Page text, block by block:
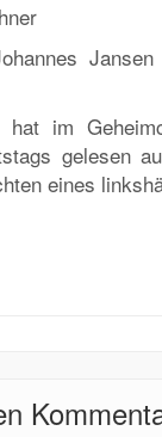
hat im
gelesen
eines